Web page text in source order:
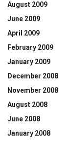
August 2009
June 2009
April 2009
February 2009
January 2009
December 2008
November 2008
August 2008
June 2008
January 2008